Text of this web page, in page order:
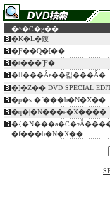
�^�C�g��
�K�L�鍑
�Ƒ��Q�[��
�t���ˉƑ�
�󂪂���Ȃɐ��킯���Ȃ�
�]�Z�� DVD SPECIAL
�p�s �f���b�N�X��
�q�|�N���e�X����
�f���b�N�X��